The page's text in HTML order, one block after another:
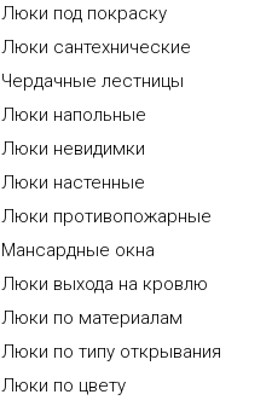
Люки под покраску
Люки сантехнические
Чердачные лестницы
Люки напольные
Люки невидимки
Люки настенные
Люки противопожарные
Мансардные окна
Люки выхода на кровлю
Люки по материалам
Люки по типу открывания
Люки по цвету